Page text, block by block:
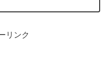
リンク